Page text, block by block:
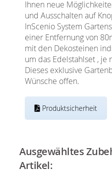
Ihnen neue
und Ausschalten auf
InScenio System
einer Entfernung von
mit den Dekosteinen
um das Edelstahlset , je
Dieses exklusive
Wünsche offen.
Produktsicherheit
Ausgewähltes
Artikel: